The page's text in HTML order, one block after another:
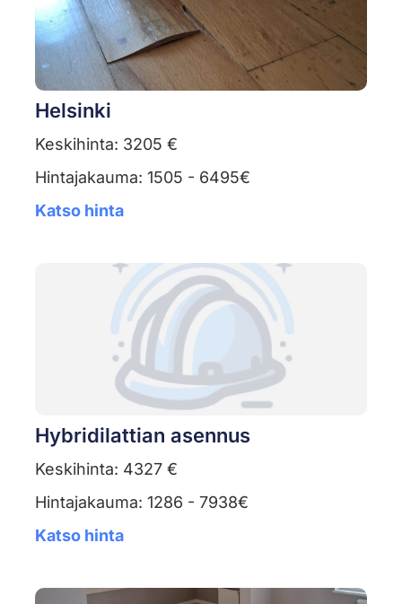
Helsinki
Keskihinta: 3205 €
Hintajakauma: 1505 - 6495€
Katso hinta
Hybridilattian asennus
Keskihinta: 4327 €
Hintajakauma: 1286 - 7938€
Katso hinta